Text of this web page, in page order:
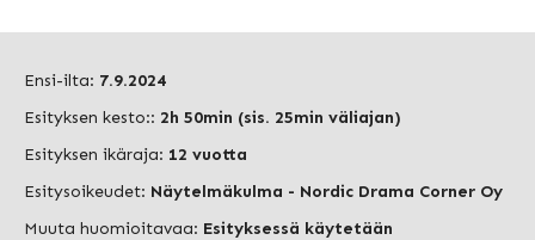
Ensi-ilta: 7.9.2024
Esityksen kesto:: 2h 50min (sis. 25min väliajan)
Esityksen ikäraja: 12 vuotta
Esitysoikeudet: Näytelmäkulma - Nordic Drama Corner Oy
Muuta huomioitavaa: Esityksessä käytetään